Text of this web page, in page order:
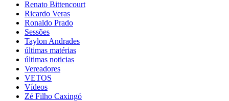
Renato Bittencourt
Ricardo Veras
Ronaldo Prado
Sessões
Taylon Andrades
últimas matérias
últimas noticias
Vereadores
VETOS
Vídeos
Zé Filho Caxingó